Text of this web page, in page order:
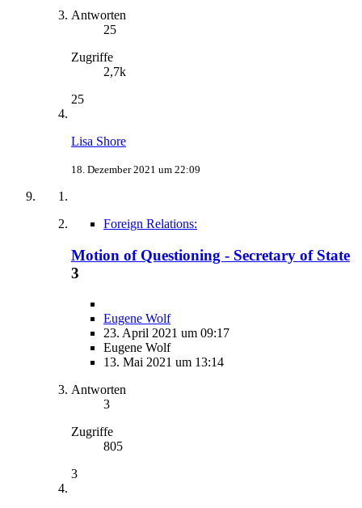
Antworten
25
Zugriffe
2,7k
25
Lisa Shore
18. Dezember 2021 um 22:09
Foreign Relations:
Motion of Questioning - Secretary of State
3
Eugene Wolf
23. April 2021 um 09:17
Eugene Wolf
13. Mai 2021 um 13:14
Antworten
3
Zugriffe
805
3